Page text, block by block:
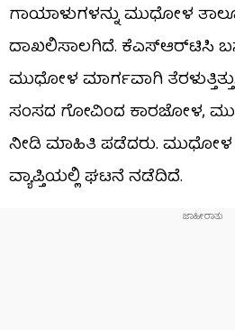
ಗಾಯಾಳುಗಳನ್ನು ಮುಧೋಳ
ದಾಖಲಿಸಾಲಗಿದೆ. ಕೆಎಸ್​ಆರ್​ಟಿಸಿ
ಮುಧೋಳ ಮಾರ್ಗವಾಗಿ ತೆರಳುತ್ತಿತ್ತು.
ಸಂಸದ ಗೋವಿಂದ ಕಾರಜೋಳ,
ನೀಡಿ ಮಾಹಿತಿ ಪಡೆದರು. ಮುಧೋಳ
ವ್ಯಾಪ್ತಿಯಲ್ಲಿ ಘಟನೆ ನಡೆದಿದೆ.